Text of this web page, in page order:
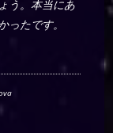
う。本当にあ
ったです。